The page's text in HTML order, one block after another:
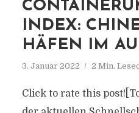
INDEX:
HÄFEN IM
3. Januar 2022 2 Min.
Click to rate this